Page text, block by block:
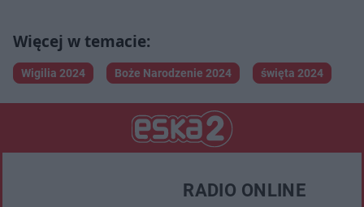
Wigilia 2024 Boże Narodzenie 2024 święta 2024
RADIO ONLINE